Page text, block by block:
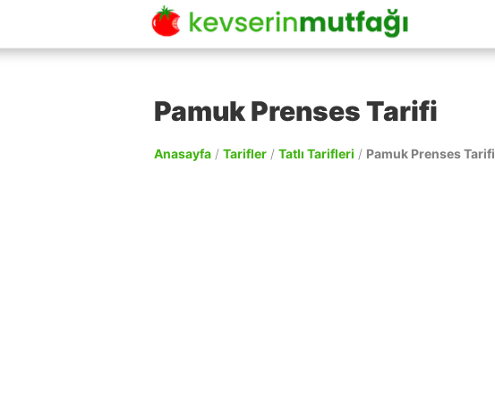
Pamuk Prenses Tarifi
Anasayfa / Tarifler / Tatlı Tarifleri / Pamuk Prenses Tarifi